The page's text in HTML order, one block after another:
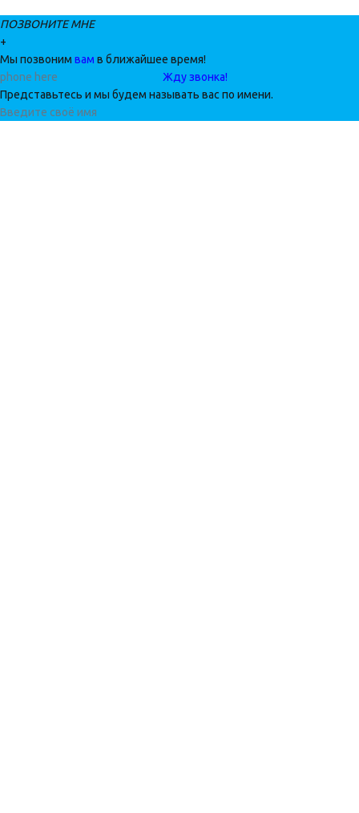
ПОЗВОНИТЕ МНЕ
+
Мы позвоним вам в ближайшее время!
Жду звонка!
Представьтесь и мы будем называть вас по имени.